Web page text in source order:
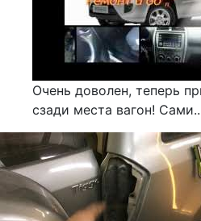
Очень доволен, теперь
сзади места вагон!